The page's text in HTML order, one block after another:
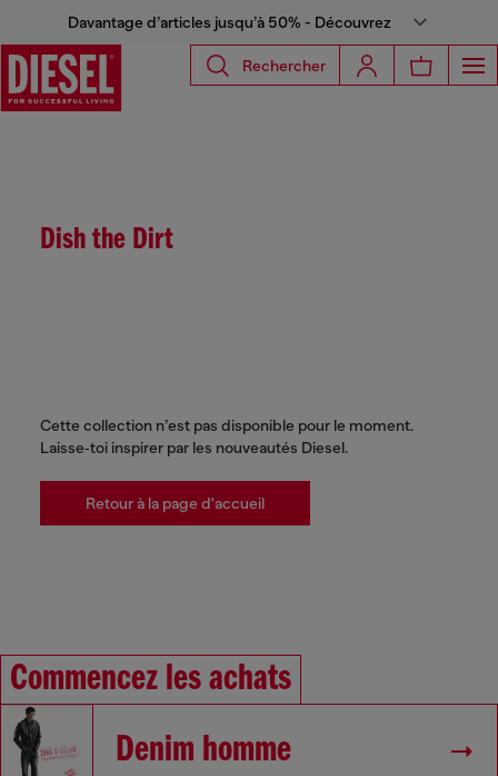
Davantage d’articles jusqu’à 50% - Découvrez
Rechercher
Dish the Dirt
Cette collection n’est pas disponible pour le moment.
Laisse‑toi inspirer par les nouveautés Diesel.
Retour à la page d'accueil
Commencez les achats
Denim homme